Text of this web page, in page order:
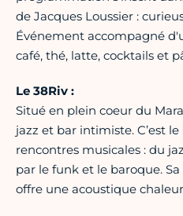
de Jacques Loussier :
Événement accompagné
café, thé, latte, cocktails et
Le 38Riv :
Situé en plein coeur du
jazz et bar intimiste. C’est
rencontres musicales : du
par le funk et le baroque. Sa
offre une acoustique